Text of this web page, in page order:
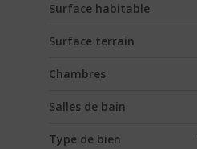
Surface habitable
Surface terrain
Chambres
Salles de bain
Type de bien